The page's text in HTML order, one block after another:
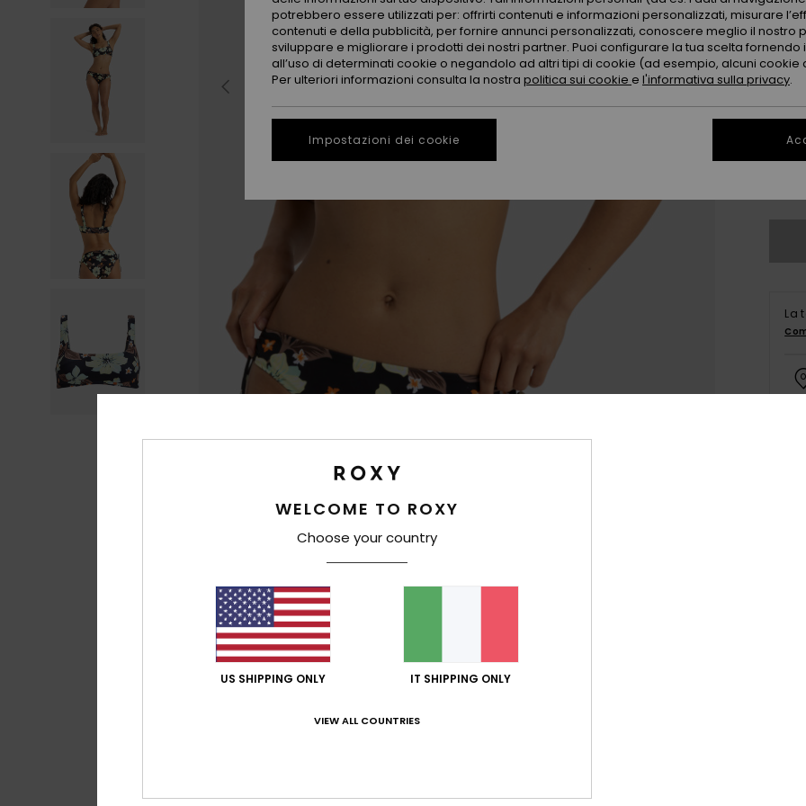
XS
La
WELCOME TO ROXY
Choose your country
US SHIPPING ONLY IT SHIPPING ONLY
VIEW ALL COUNTRIES
potrebbero essere utilizzati per: offrirti contenuti e informazioni personalizzati, misurare
contenuti e della pubblicità, per fornire annunci personalizzati, conoscere meglio il nostro
sviluppare e migliorare i prodotti dei nostri partner. Puoi configurare la tua scelta fornendo
all’uso di determinati cookie o negandolo ad altri tipi di cookie (ad esempio, alcuni cookie
Per ulteriori informazioni consulta la nostra politica sui cookie e l'informativa sulla privacy.
Impostazioni dei cookie